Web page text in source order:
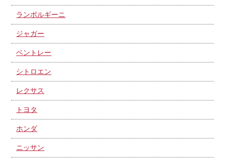
ランボルギーニ
ジャガー
ベントレー
シトロエン
レクサス
トヨタ
ホンダ
ニッサン